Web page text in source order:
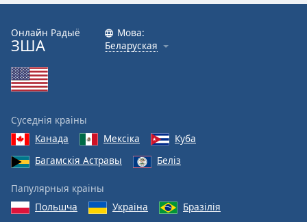
Онлайн Радыё
ЗША
Мова:
Беларуская
Суседнія краіны
Канада
Мексіка
Куба
Багамскія Астравы
Беліз
Папулярныя краіны
Польшча
Украіна
Бразілія